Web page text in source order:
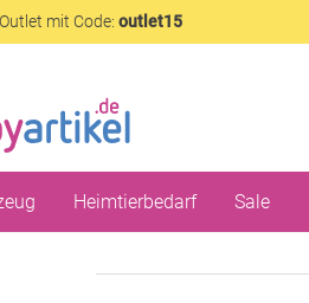
mit Code: outlet15
Heimtierbedarf Sale